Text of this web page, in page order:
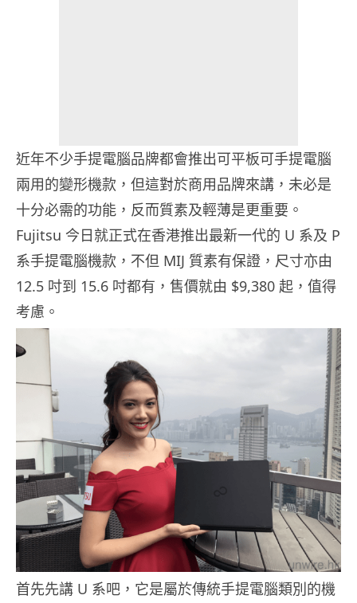
近年不少手提電腦品牌都會推出可平板可手提電腦
兩用的變形機款，但這對於商用品牌來講，未必是
十分必需的功能，反而質素及輕薄是更重要。
Fujitsu 今日就正式在香港推出最新一代的 U 系及 P
系手提電腦機款，不但 MIJ 質素有保證，尺寸亦由
12.5 吋到 15.6 吋都有，售價就由 $9,380 起，值得
考慮。
首先先講 U 系吧，它是屬於傳統手提電腦類別的機